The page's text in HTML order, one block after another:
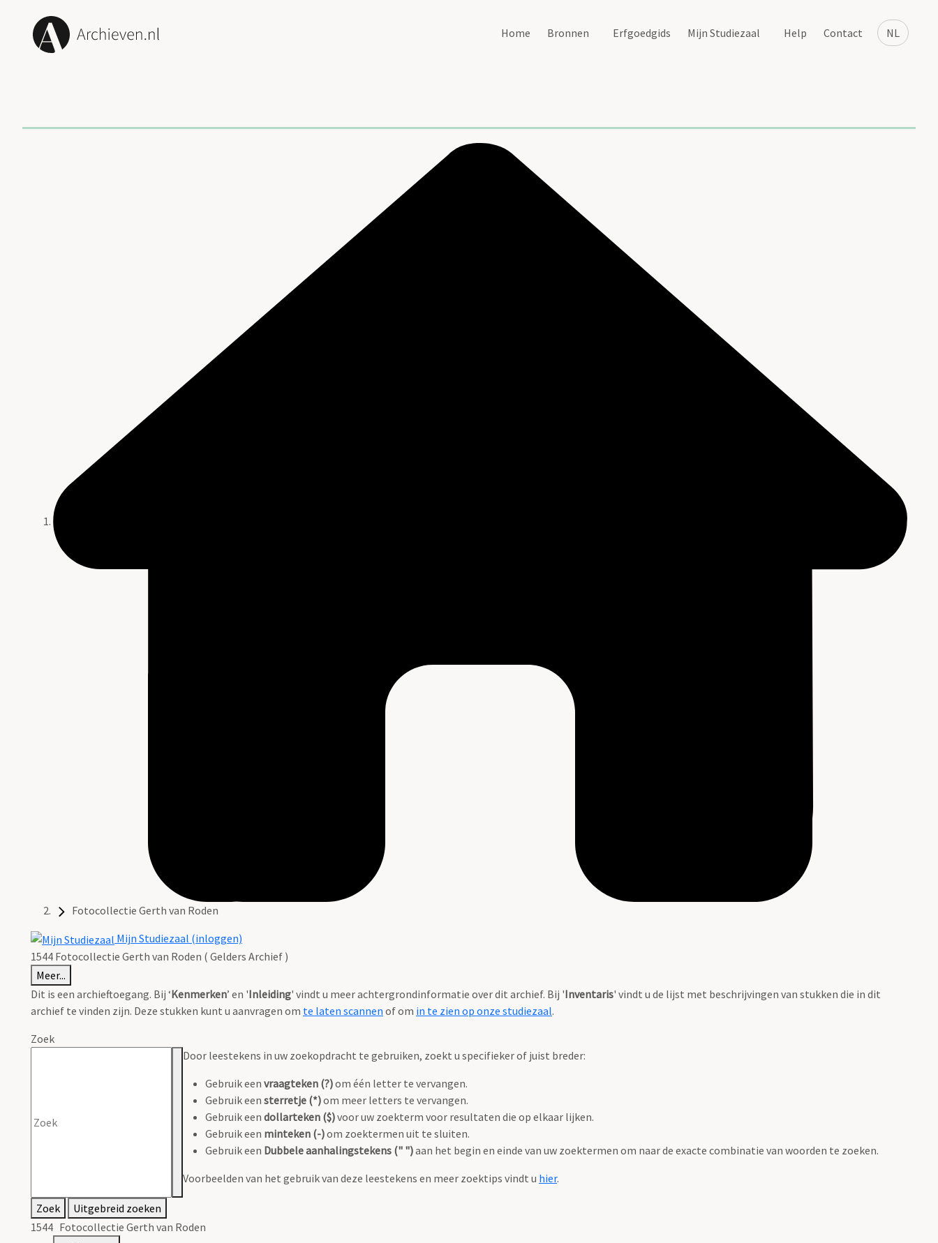
NL
Home Bronnen Erfgoedgids Mijn Studiezaal Help Contact
Fotocollectie Gerth van Roden
Mijn Studiezaal (inloggen)
1544 Fotocollectie Gerth van Roden ( Gelders Archief )
Meer...
Dit is een archieftoegang. Bij ‘Kenmerken’ en 'Inleiding' vindt u meer achtergrondinformatie over dit archief. Bij 'Inventaris' vindt u de lijst met beschrijvingen van stukken die in dit
archief te vinden zijn. Deze stukken kunt u aanvragen om te laten scannen of om in te zien op onze studiezaal.
Zoek
Door leestekens in uw zoekopdracht te gebruiken, zoekt u specifieker of juist breder:
Gebruik een vraagteken (?)om één letter te vervangen.
Gebruik een sterretje (*)om meer letters te vervangen.
Gebruik een dollarteken ($)voor uw zoekterm voor resultaten die op elkaar lijken.
Gebruik een minteken (-)om zoektermen uit te sluiten.
Gebruik een Dubbele aanhalingstekens (" ")aan het begin en einde van uw zoektermen om naar de exacte combinatie van woorden te zoeken.
Voorbeelden van het gebruik van deze leestekens en meer zoektips vindt u hier.
Zoek
Uitgebreid zoeken
1544 Fotocollectie Gerth van Roden